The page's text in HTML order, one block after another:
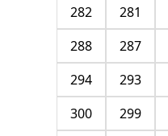
281
282
287
288
293
294
299
300